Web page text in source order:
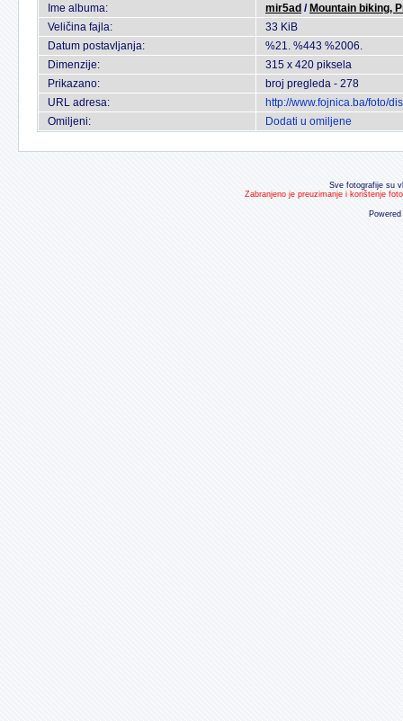
Ime albuma:
mir5ad / Mountain biking,
Veličina fajla:
33 KiB
Datum postavljanja:
%21. %443 %2006.
Dimenzije:
315 x 420 piksela
Prikazano:
broj pregleda - 278
URL adresa:
http://www.fojnica.ba/foto/
Omiljeni:
Dodati u omiljene
Sve fotografije su
Zabranjeno je preuzimanje i korištenje